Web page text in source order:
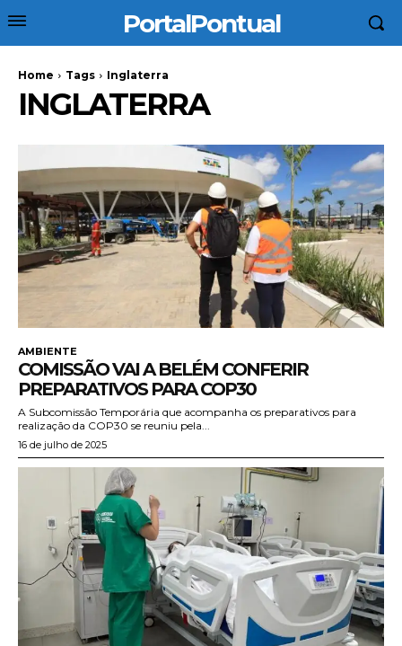
PortalPontual
Home Tags Inglaterra
INGLATERRA
AMBIENTE
COMISSÃO VAI A BELÉM CONFERIR
PREPARATIVOS PARA COP30
A Subcomissão Temporária que acompanha os preparativos para
realização da COP30 se reuniu pela...
16 de julho de 2025